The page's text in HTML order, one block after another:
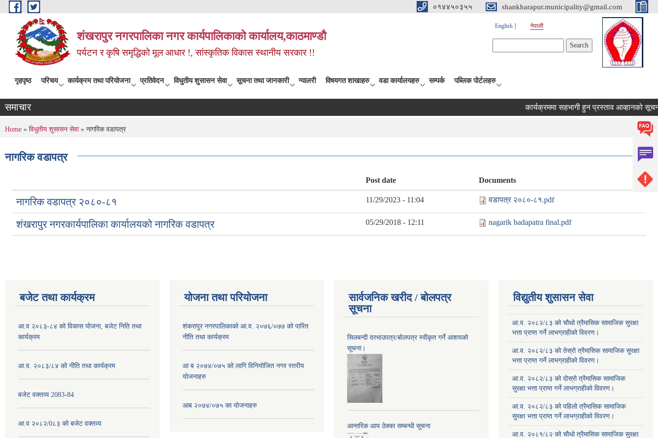
Skip to main content ०१४४५०३५५ shankharapur.municipality@gmail.com
शंखरापुर नगरपालिका नगर कार्यपालिकाको कार्यालय,काठमाण्डौ
पर्यटन र कृषि समृद्धिको मूल आधार !, सांस्कृतिक विकास स्थानीय सरकार !!
English नेपाली
गृहपृष्ठ परिचय कार्यक्रम तथा परियोजना प्रतिवेदन विधुतीय शुसासन सेवा सूचना तथा जानकारी ग्यालरी विषयगत शाखाहरु वडा कार्यालयहरु सम्पर्क पब्लिक पोर्टलहरु
समाचार कार्यक्रममा सहभागी हुन प्रस्ताव आव्हानको सूचना।
You are here
Home » विधुतीय शुसासन सेवा» नागरिक वडापत्र
नागरिक वडापत्र
Post date Documents
नागरिक वडापत्र २०८०-८१ 11/29/2023 - 11:04 वडापत्र २०८०-८१.pdf
शंखरापुर नगरकार्यपालिका कार्यालयको नागरिक वडापत्र 05/29/2018 - 12:11 nagarik badapatra final.pdf
बजेट तथा कार्यक्रम
आ.व २०८३-८४ को विकास योजना, बजेट निति तथा
कार्यक्रम
आ.व. २०८३/८४ को नीति तथा कार्यक्रम
बजेट वक्तव्य 2083-84
आ.व २०८२/0८३ को बजेट वक्तव्य
योजना तथा परियोजना
शंकरापुर नगरपालिकाको आ.व. २०७६/०७७ को पारित
नीति तथा कार्यक्रम
आ ब २०७४/०७५ को लागि विनियोजित नगर स्तरीय
योजनाहरु
आब २०७४/०७५ का योजनाहरु
सार्वजनिक खरीद / बोलपत्र
सूचना
सिलबन्दी दरभाउपत्र/बोलपत्र स्वीकृत गर्ने आशयको
सूचना।
आन्तरिक आय ठेक्का सम्बन्धी सूचना
विद्युतीय शुसासन सेवा
आ.व. २०८२/८३ को चौथो त्रैमासिक सामाजिक सुरक्षा
भत्ता प्राप्त गर्ने लाभग्राहीको विवरण।
आ.व. २०८२/८३ को तेस्रो त्रैमासिक सामाजिक सुरक्षा
भत्ता प्राप्त गर्ने लाभग्राहीको विवरण।
आ.व. २०८२/८३ को दोस्रो त्रैमासिक सामाजिक
सुरक्षा भत्ता प्राप्त गर्ने लाभग्राहीको विवरण।
आ.व. २०८२/८३ को पहिलो त्रैमासिक सामाजिक
सुरक्षा भत्ता प्राप्त गर्ने लाभग्राहीको विवरण।
आ.व. २०८१/८२ को चौथो त्रैमासिक सामाजिक सुरक्षा